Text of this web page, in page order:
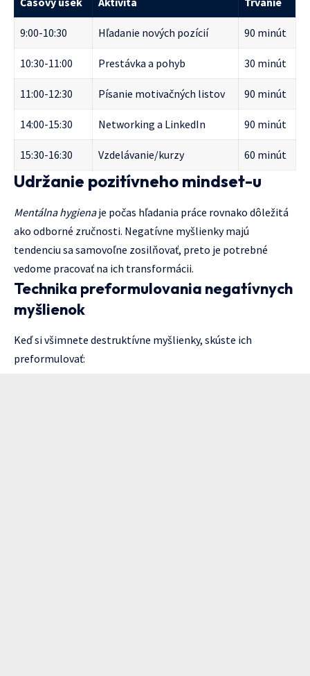
9:00-10:30 Hľadanie nových pozícií 90 minút
10:30-11:00 Prestávka a pohyb 30 minút
11:00-12:30 Písanie motivačných listov 90 minút
14:00-15:30 Networking a LinkedIn 90 minút
15:30-16:30 Vzdelávanie/kurzy 60 minút
Udržanie pozitívneho mindset-u
Mentálna hygienaje počas hľadania práce rovnako dôležitá
ako odborné zručnosti. Negatívne myšlienky majú
tendenciu sa samovoľne zosilňovať, preto je potrebné
vedome pracovať na ich transformácii.
Technika preformulovania negatívnych
myšlienok
Keď si všimnete destruktívne myšlienky, skúste ich
preformulovať: